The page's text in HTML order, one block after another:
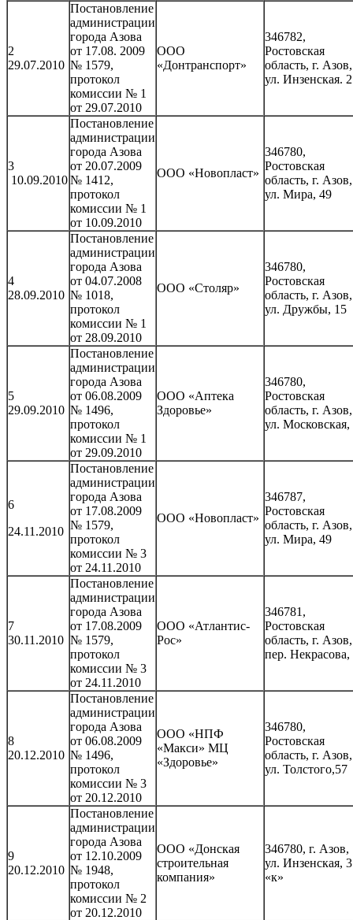
2
29.07.2010
Постановление
администрации
города Азова
от 17.08. 2009
№ 1579,
протокол
комиссии № 1
от 29.07.2010
ООО
«Донтранспорт»
346782,
Ростовская
область, г. Азов,
ул. Инзенская. 2
3
10.09.2010
Постановление
администрации
города Азова
от 20.07.2009
№ 1412,
протокол
комиссии № 1
от 10.09.2010
ООО «Новопласт»
346780,
Ростовская
область, г. Азов,
ул. Мира, 49
4
28.09.2010
Постановление
администрации
города Азова
от 04.07.2008
№ 1018,
протокол
комиссии № 1
от 28.09.2010
ООО «Столяр»
346780,
Ростовская
область, г. Азов,
ул. Дружбы, 15
5
29.09.2010
Постановление
администрации
города Азова
от 06.08.2009
№ 1496,
протокол
комиссии № 1
от 29.09.2010
ООО «Аптека
Здоровье»
346780,
Ростовская
область, г. Азов,
ул. Московская,
6
24.11.2010
Постановление
администрации
города Азова
от 17.08.2009
№ 1579,
протокол
комиссии № 3
от 24.11.2010
ООО «Новопласт»
346787,
Ростовская
область, г. Азов,
ул. Мира, 49
7
30.11.2010
Постановление
администрации
города Азова
от 17.08.2009
№ 1579,
протокол
комиссии № 3
от 24.11.2010
ООО «Атлантис-
Рос»
346781,
Ростовская
область, г. Азов,
пер. Некрасова,
8
20.12.2010
Постановление
администрации
города Азова
от 06.08.2009
№ 1496,
протокол
комиссии № 3
от 20.12.2010
ООО «НПФ
«Макси» МЦ
«Здоровье»
346780,
Ростовская
область, г. Азов,
ул. Толстого,57
9
20.12.2010
Постановление
администрации
города Азова
от 12.10.2009
№ 1948,
протокол
комиссии № 2
от 20.12.2010
ООО «Донская
строительная
компания»
346780, г. Азов,
ул. Инзенская, 3
«к»